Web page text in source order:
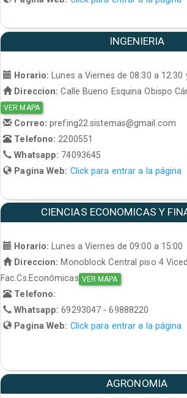
INGENIERIA
Horario:
Lunes a Viernes de 08:30 a 12:30
Direccion: Calle Bueno Esquina Obispo
VER MAPA
Correo:prefing22.sistemas@gmail.com
Telefono: 2200551
Whatsapp: 74093645
Pagina Web: Click para entrar a la página
CIENCIAS ECONOMICAS Y
Horario: Lunes a Viernes de 09:00 a 15:00
Direccion: Monoblock Central piso 4
Fac.Cs.Económicas VER MAPA
Telefono:
Whatsapp:69293047 - 69888220
Pagina Web: Click para entrar a la página
AGRONOMIA